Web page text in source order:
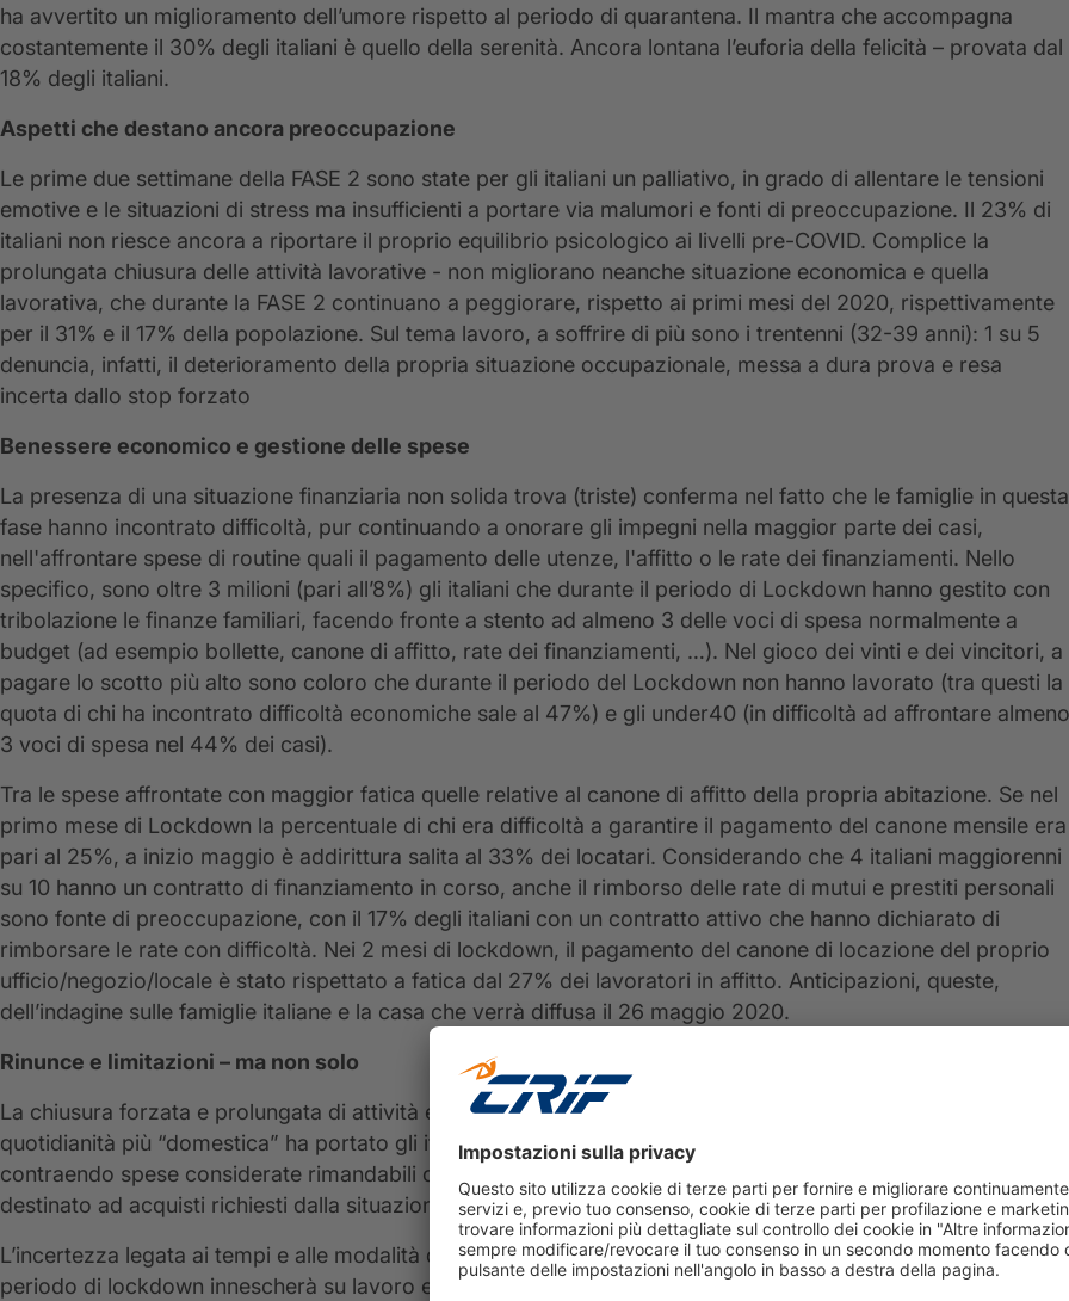
ha avvertito un miglioramento dell’umore rispetto al periodo di quarantena. Il mantra che accompagna
costantemente il 30% degli italiani è quello della serenità. Ancora lontana l’euforia della felicità – provata dal
18% degli italiani.
Aspetti che destano ancora preoccupazione
Le prime due settimane della FASE 2 sono state per gli italiani un palliativo, in grado di allentare le tensioni
emotive e le situazioni di stress ma insufficienti a portare via malumori e fonti di preoccupazione. Il 23% di
italiani non riesce ancora a riportare il proprio equilibrio psicologico ai livelli pre-COVID. Complice la
prolungata chiusura delle attività lavorative - non migliorano neanche situazione economica e quella
lavorativa, che durante la FASE 2 continuano a peggiorare, rispetto ai primi mesi del 2020, rispettivamente
per il 31% e il 17% della popolazione. Sul tema lavoro, a soffrire di più sono i trentenni (32-39 anni): 1 su 5
denuncia, infatti, il deterioramento della propria situazione occupazionale, messa a dura prova e resa
incerta dallo stop forzato
Benessere economico e gestione delle spese
La presenza di una situazione finanziaria non solida trova (triste) conferma nel fatto che le famiglie in questa
fase hanno incontrato difficoltà, pur continuando a onorare gli impegni nella maggior parte dei casi,
nell'affrontare spese di routine quali il pagamento delle utenze, l'affitto o le rate dei finanziamenti. Nello
specifico, sono oltre 3 milioni (pari all’8%) gli italiani che durante il periodo di Lockdown hanno gestito con
tribolazione le finanze familiari, facendo fronte a stento ad almeno 3 delle voci di spesa normalmente a
budget (ad esempio bollette, canone di affitto, rate dei finanziamenti, …). Nel gioco dei vinti e dei vincitori, a
pagare lo scotto più alto sono coloro che durante il periodo del Lockdown non hanno lavorato (tra questi la
quota di chi ha incontrato difficoltà economiche sale al 47%) e gli under40 (in difficoltà ad affrontare almeno
3 voci di spesa nel 44% dei casi).
Tra le spese affrontate con maggior fatica quelle relative al canone di affitto della propria abitazione. Se nel
primo mese di Lockdown la percentuale di chi era difficoltà a garantire il pagamento del canone mensile era
pari al 25%, a inizio maggio è addirittura salita al 33% dei locatari. Considerando che 4 italiani maggiorenni
su 10 hanno un contratto di finanziamento in corso, anche il rimborso delle rate di mutui e prestiti personali
sono fonte di preoccupazione, con il 17% degli italiani con un contratto attivo che hanno dichiarato di
rimborsare le rate con difficoltà. Nei 2 mesi di lockdown, il pagamento del canone di locazione del proprio
ufficio/negozio/locale è stato rispettato a fatica dal 27% dei lavoratori in affitto. Anticipazioni, queste,
dell’indagine sulle famiglie italiane e la casa che verrà diffusa il 26 maggio 2020.
Rinunce e limitazioni – ma non solo
La chiusura forzata e prolungata di attività economiche e servizi, la necessità di costruire una nuova
quotidianità più “domestica” ha portato gli italiani a rivedere il proprio paniere di spesa, da un lato
contraendo spese considerate rimandabili o non più indispensabili e dall’altro aumentando il budget
destinato ad acquisti richiesti dalla situazione di emergenza.
L’incertezza legata ai tempi e alle modalità di ripartenza e una non piena consapevolezza degli effetti che il
periodo di lockdown innescherà su lavoro e budget familiare, da un lato stanno mettendo a dura prova il